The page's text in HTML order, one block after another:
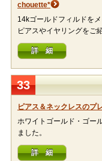
chouette*
14kゴールドフィルドを
ピアスやイヤリングをご
詳 細
33
ピアス＆ネックレスのプ
ホワイトゴールド・ゴー
ました。
詳 細